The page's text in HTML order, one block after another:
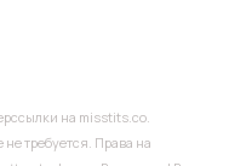
на misstits.co.
требуется. Права на